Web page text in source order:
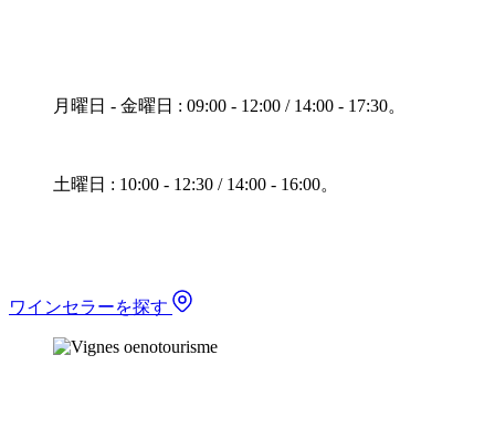
月曜日 - 金曜日 : 09:00 - 12:00 / 14:00 - 17:30。
土曜日 : 10:00 - 12:30 / 14:00 - 16:00。
ワインセラーを探す